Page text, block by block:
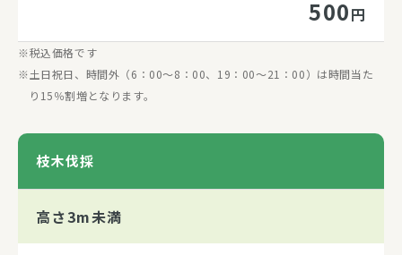
500円
税込価格です
土日祝日、時間外（6：00〜8：00、19：00〜21：00）は時間当た
り15％割増となります。
枝木伐採
高さ3m未満